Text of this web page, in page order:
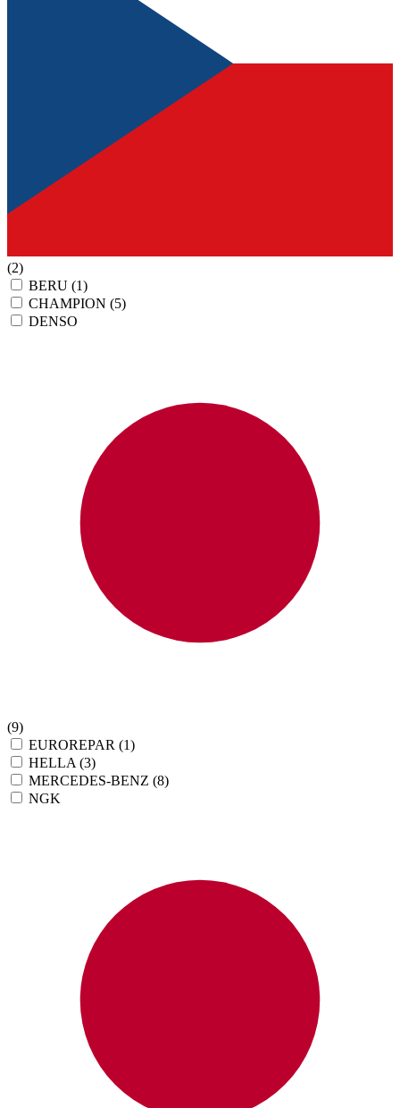
(2)
BERU (1)
CHAMPION (5)
DENSO
(9)
EUROREPAR (1)
HELLA (3)
MERCEDES-BENZ (8)
NGK